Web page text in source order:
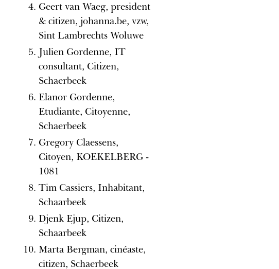
Geert van Waeg, president
& citizen, johanna.be, vzw,
Sint Lambrechts Woluwe
Julien Gordenne, IT
consultant, Citizen,
Schaerbeek
Elanor Gordenne,
Etudiante, Citoyenne,
Schaerbeek
Gregory Claessens,
Citoyen, KOEKELBERG -
1081
Tim Cassiers, Inhabitant,
Schaarbeek
Djenk Ejup, Citizen,
Schaarbeek
Marta Bergman, cinéaste,
citizen, Schaerbeek